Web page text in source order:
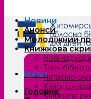
Menu
Головна
Новини
Анонси
Молодіжний
Книжкова
Нові
Твоя
Читаємо
Книги
Книжкові